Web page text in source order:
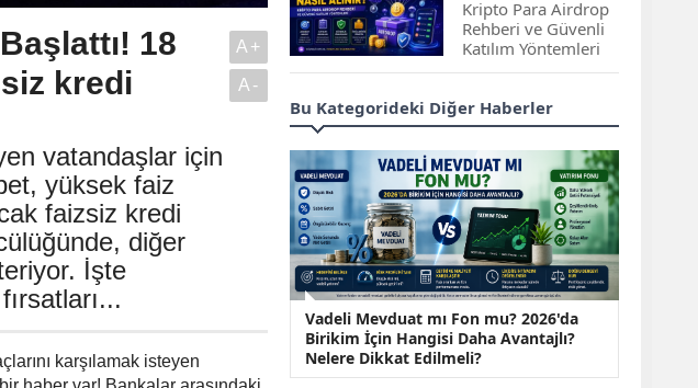
18
kredi
vatandaşlar için
yüksek faiz
faizsiz kredi
diğer
İşte
A+
A-
karşılamak isteyen
Kripto Para Airdrop
Rehberi ve Güvenli
Katılım Yöntemleri
Spot ve Vadeli İşlem
Arasındaki Farklar |
İçin Daha Uygun?
ABD-İran Anlaşması
Sonrası Altın Rekora
Koştu, Petrol
Fiyatları Sert Düştü
Temmuz 2026 Maaş
Zammı Netleşiyor!
Memur, Emekli ve
Sosyal Yardımlarda
Bu Kategorideki Diğer Haberler
Vadeli Mevduat mı Fon mu? 2026'da
Birikim İçin Hangisi Daha Avantajlı?
Nelere Dikkat Edilmeli?